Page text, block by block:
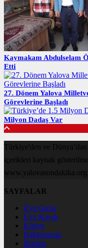
Kaymakam Abdulselam
Etti
27. Dönem Yalova
Görevlerine Başladı
Milyon Dadaş Var
Türkiye'den ve
içerikleri kaynak
SAYFALAR
Üye Girişi
Üye Kaydı
Künye
Hakkımızda
İletişim